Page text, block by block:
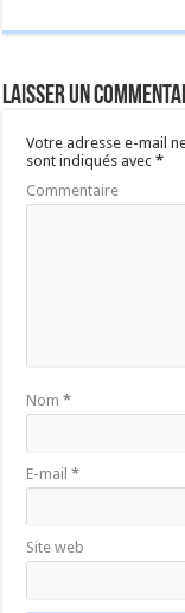
Laisser un
Votre adresse e-mail
sont indiqués avec*
Commentaire
Nom*
E-mail*
Site web